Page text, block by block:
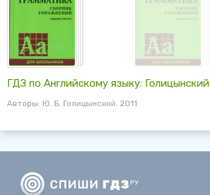
ГДЗ по Английскому языку: Голицынский
Авторы: Ю. Б. Голицынский. 2011